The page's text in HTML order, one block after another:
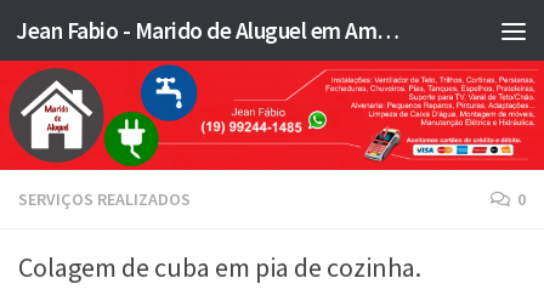
Skip to content Jean Fabio - Marido de Aluguel em Americana SP e região - JFMA
SERVIÇOS REALIZADOS 0
Colagem de cuba em pia de cozinha.